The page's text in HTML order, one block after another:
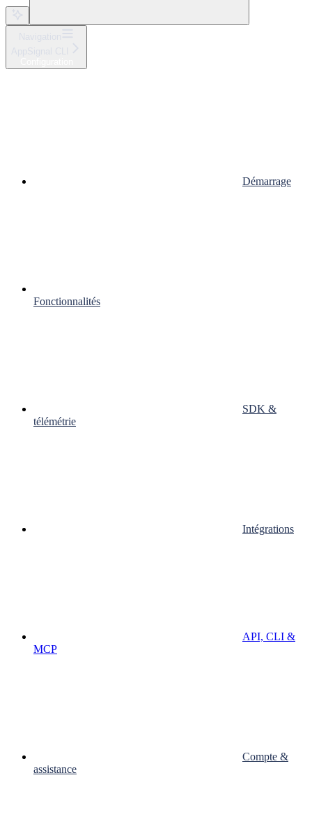
Démarrage
Fonctionnalités
SDK &
télémétrie
Intégrations
API, CLI &
MCP
Compte &
assistance